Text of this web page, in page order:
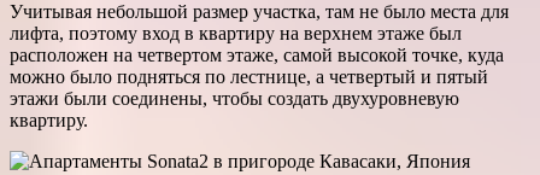
Учитывая небольшой размер участка, там не было места для
лифта, поэтому вход в квартиру на верхнем этаже был
расположен на четвертом этаже, самой высокой точке, куда
можно было подняться по лестнице, а четвертый и пятый
этажи были соединены, чтобы создать двухуровневую
квартиру.